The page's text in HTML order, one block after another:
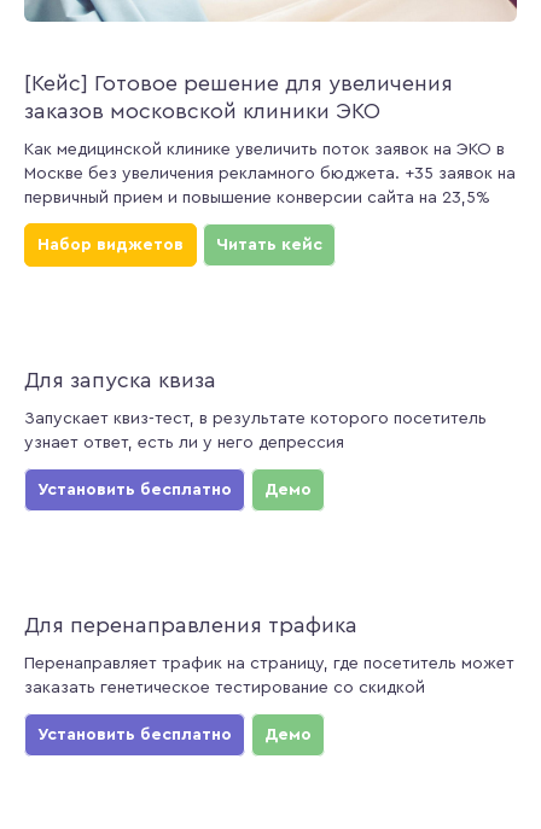
[Кейс] Готовое решение для увеличения
заказов московской клиники ЭКО
Как медицинской клинике увеличить поток заявок на ЭКО в
Москве без увеличения рекламного бюджета. +35 заявок на
первичный прием и повышение конверсии сайта на 23,5%
Набор виджетов Читать кейс
Для запуска квиза
Запускает квиз-тест, в результате которого посетитель
узнает ответ, есть ли у него депрессия
Установить бесплатно Демо
Для перенаправления трафика
Перенаправляет трафик на страницу, где посетитель может
заказать генетическое тестирование со скидкой
Установить бесплатно Демо